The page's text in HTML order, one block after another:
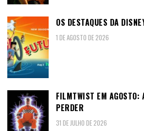
OS DESTAQUES DA
1 DE AGOSTO DE 2026
FILMTWIST EM AGOSTO:
PERDER
31 DE JULHO DE 2026